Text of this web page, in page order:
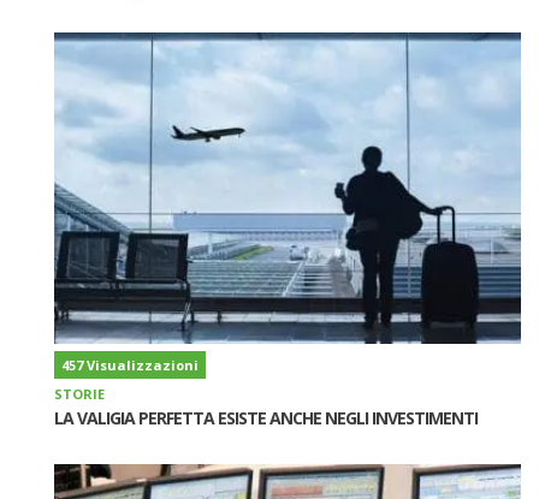
457 Visualizzazioni
STORIE
LA VALIGIA PERFETTA ESISTE ANCHE NEGLI INVESTIMENTI